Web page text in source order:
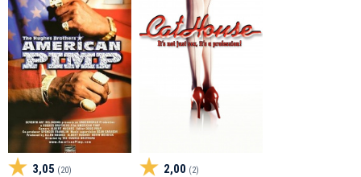
3,05 (20) 2,00 (2)